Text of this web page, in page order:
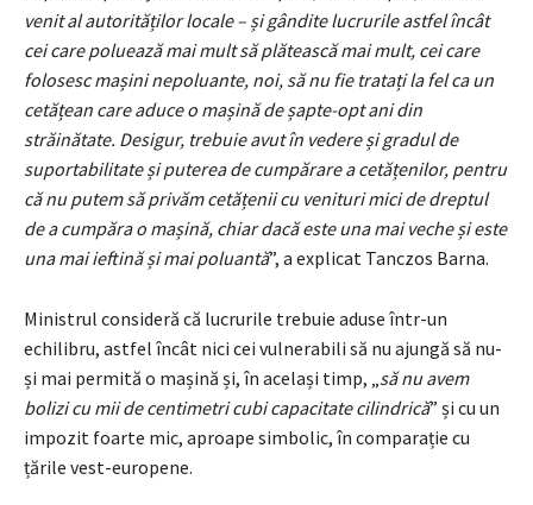
venit al autorităților locale – și gândite lucrurile astfel încât
cei care poluează mai mult să plătească mai mult, cei care
folosesc mașini nepoluante, noi, să nu fie tratați la fel ca un
cetățean care aduce o mașină de șapte-opt ani din
străinătate. Desigur, trebuie avut în vedere și gradul de
suportabilitate și puterea de cumpărare a cetățenilor, pentru
că nu putem să privăm cetățenii cu venituri mici de dreptul
de a cumpăra o mașină, chiar dacă este una mai veche și este
una mai ieftină și mai poluantă”, a explicat Tanczos Barna.
Ministrul consideră că lucrurile trebuie aduse într-un
echilibru, astfel încât nici cei vulnerabili să nu ajungă să nu-
și mai permită o mașină și, în același timp, „ să nu avem
bolizi cu mii de centimetri cubi capacitate cilindrică” și cu un
impozit foarte mic, aproape simbolic, în comparație cu
țările vest-europene.